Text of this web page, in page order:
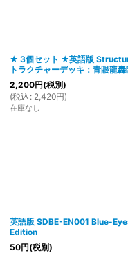
★ 3個セット ★英語版
トラクチャーデッキ：青眼龍
2,200円(税別)
(税込 : 2,420円)
在庫なし
英語版 SDBE-EN001 Blue-
Edition
50円(税別)